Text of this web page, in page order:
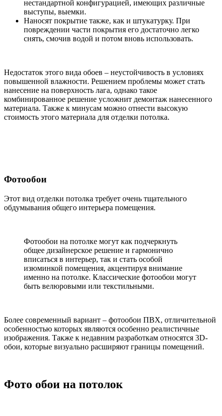
нестандартной конфигурацией, имеющих различные
выступы, выемки.
Наносят покрытие также, как и штукатурку. При
повреждении части покрытия его достаточно легко
снять, смочив водой и потом вновь использовать.
Недостаток этого вида обоев – неустойчивость в условиях
повышенной влажности. Решением проблемы может стать
нанесение на поверхность лага, однако такое
комбинированное решение усложнит демонтаж нанесенного
материала. Также к минусам можно отнести высокую
стоимость этого материала для отделки потолка.
Фотообои
Этот вид отделки потолка требует очень тщательного
обдумывания общего интерьера помещения.
Фотообои на потолке могут как подчеркнуть
общее дизайнерское решение и гармонично
вписаться в интерьер, так и стать особой
изюминкой помещения, акцентируя внимание
именно на потолке. Классические фотообои могут
быть велюровыми или текстильными.
Более современный вариант – фотообои ПВХ, отличительной
особенностью которых являются особенно реалистичные
изображения. Также к недавним разработкам относятся 3D-
обои, которые визуально расширяют границы помещений.
Фото обои на потолок